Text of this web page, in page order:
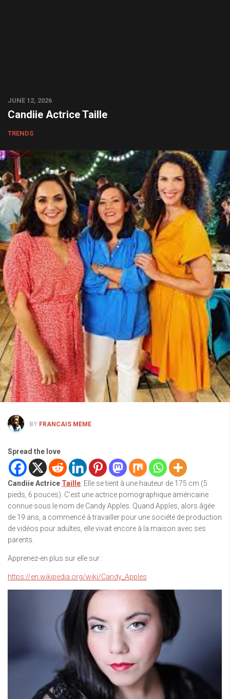
JUNE 12, 2026
Candiie Actrice Taille
TRENDS
BY FRANCAIS MEME
Spread the love
Candiie Actrice Taille: Elle se tient à une hauteur de 175 cm (5
pieds, 6 pouces). C’est une actrice pornographique américaine
connue sous le nom de Candy Apples. Quand Apples, alors âgée
de 19 ans, a commencé à travailler pour une société de production
de vidéos pour adultes, elle vivait encore à la maison avec ses
parents.
Apprenez-en plus sur elle sur :
https://en.wikipedia.org/wiki/Candy_Apples